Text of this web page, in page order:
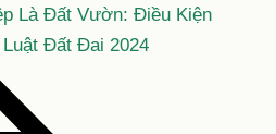
Là Đất Vườn: Điều Kiện
Đất Đai 2024